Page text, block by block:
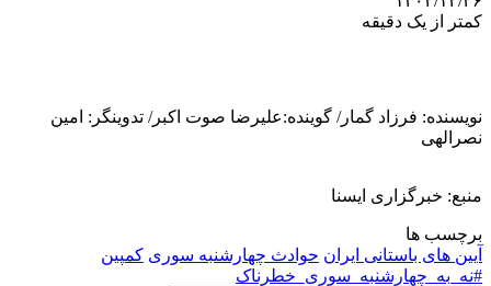
کمتر از یک دقیقه
نویسنده: فرزاد گمار/ گوینده:علیرضا صوت اکبر/ تدوینگر: امین
نصرالهی
منبع: خبرگزاری ایسنا
برچسب ها
آیین های باستانی ایران حوادث چهارشنبه سوری کمپین
#نه_به_چهارشنبه_سوری_خطرناک